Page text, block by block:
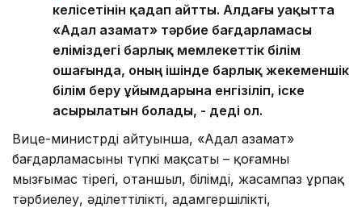
келісетінін қадап айтты. Алдағы уақытта
«Адал азамат» тәрбие бағдарламасы
еліміздегі барлық мемлекеттік білім
ошағында, оның ішінде барлық жекеменшік
білім беру ұйымдарына енгізіліп, іске
асырылатын болады, - деді ол.
Вице-министрдің айтуынша, «Адал азамат»
бағдарламасының түпкі мақсаты – қоғамның
мызғымас тірегі, отаншыл, білімді, жасампаз ұрпақ
тәрбиелеу, әділеттіліктің, адамгершіліктің,